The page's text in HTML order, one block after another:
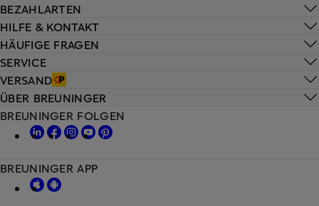
HILFE & KONTAKT
HÄUFIGE FRAGEN
SERVICE
VERSAND
BEZAHLARTEN
ÜBER BREUNINGER
BREUNINGER FOLGEN
BREUNINGER APP